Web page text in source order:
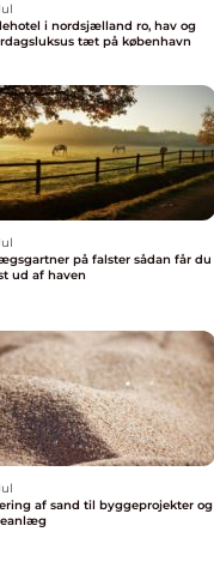
i nordsjælland ro, hav og
tæt på københavn
på falster sådan får du
ud af haven
af sand til byggeprojekter og